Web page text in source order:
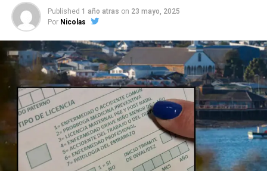
Published 1 año atras on 23 mayo, 2025
Por Nicolas